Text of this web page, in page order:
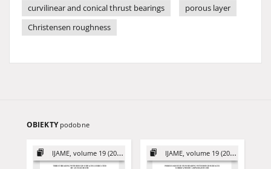
curvilinear and conical thrust bearings
porous layer
Christensen roughness
OBIEKTY podobne
IJAME, volume 19 (2014) IJAME, volume 19 (2014)